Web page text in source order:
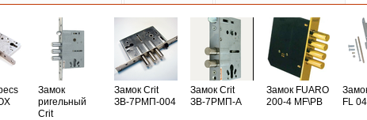
Замок
ригельный
Crit
Замок Crit
ЗВ-7РМП-004
Замок Crit
ЗВ-7РМП-А
Замок FUARO
200-4 MF\РВ
FL